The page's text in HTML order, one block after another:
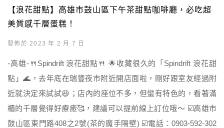
【浪花甜點】高雄市鼓山區下午茶甜點咖啡廳，必吃超
美質感千層蛋糕！
發佈於 2023 年 2 月 7 日
-高雄-🍴Spindrift 浪花甜點🍴 🌟收藏很久的「Spindrift 浪花甜
點」🌊，去年底在瑞豐夜市附近開店面啦，剛好跟室友經過附
近就決定來試試😆；店內的座位不多，但蠻有特色的，看著滿
櫃的千層覺得好療癒🥰，建議可以提前線上訂位哦～ ☑️高雄市
鼓山區東門路408之2號(茶的魔手隔壁) ☑️電話：0903-592-302